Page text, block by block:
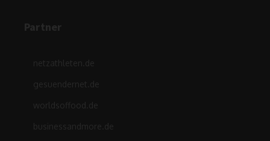
Partner
netzathleten.de
gesuendernet.de
worldsoffood.de
businessandmore.de